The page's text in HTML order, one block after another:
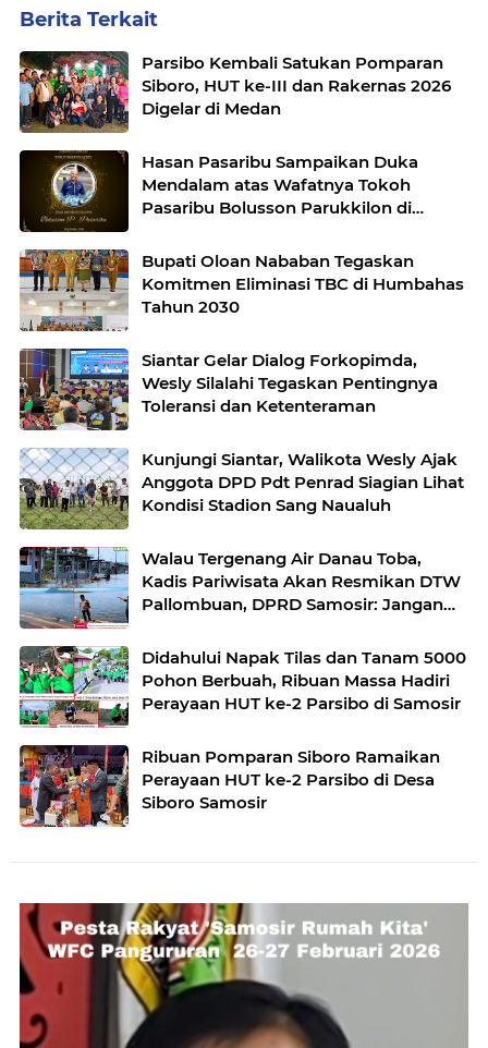
Berita Terkait
Parsibo Kembali Satukan Pomparan
Siboro, HUT ke-III dan Rakernas 2026
Digelar di Medan
Hasan Pasaribu Sampaikan Duka
Mendalam atas Wafatnya Tokoh
Pasaribu Bolusson Parukkilon di
Bupati Oloan Nababan Tegaskan
Komitmen Eliminasi TBC di Humbahas
Tahun 2030
Siantar Gelar Dialog Forkopimda,
Wesly Silalahi Tegaskan Pentingnya
Toleransi dan Ketenteraman
Kunjungi Siantar, Walikota Wesly Ajak
Anggota DPD Pdt Penrad Siagian Lihat
Kondisi Stadion Sang Naualuh
Walau Tergenang Air Danau Toba,
Kadis Pariwisata Akan Resmikan DTW
Pallombuan, DPRD Samosir: Jangan
Didahului Napak Tilas dan Tanam 5000
Pohon Berbuah, Ribuan Massa Hadiri
Perayaan HUT ke-2 Parsibo di Samosir
Ribuan Pomparan Siboro Ramaikan
Perayaan HUT ke-2 Parsibo di Desa
Siboro Samosir